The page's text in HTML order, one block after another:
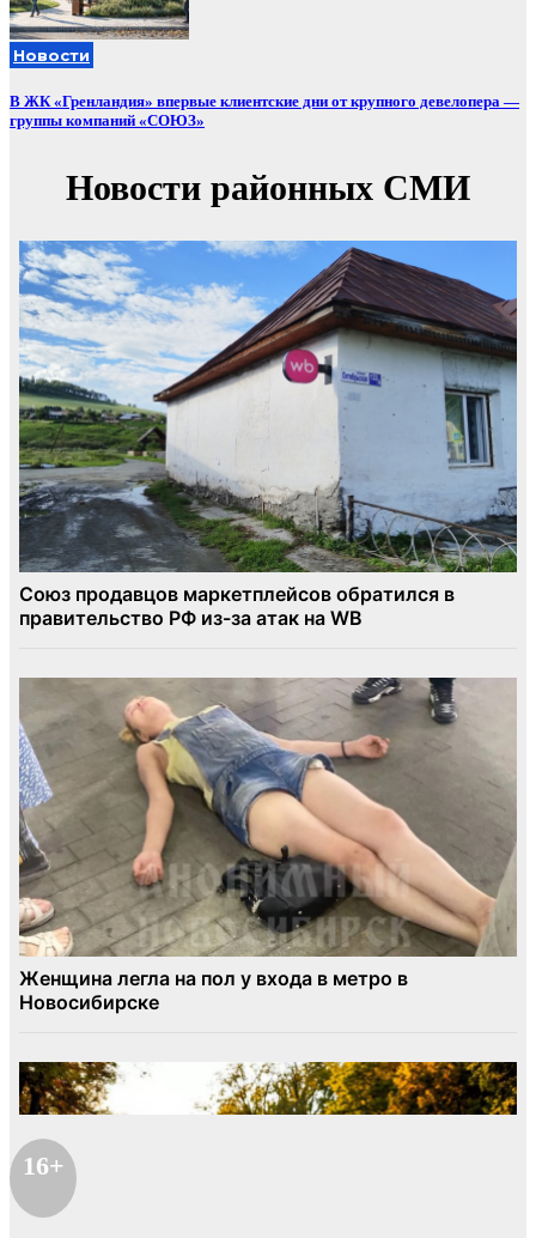
Новости
В ЖК «Гренландия» впервые клиентские дни от крупного девелопера —
группы компаний «СОЮЗ»
16+